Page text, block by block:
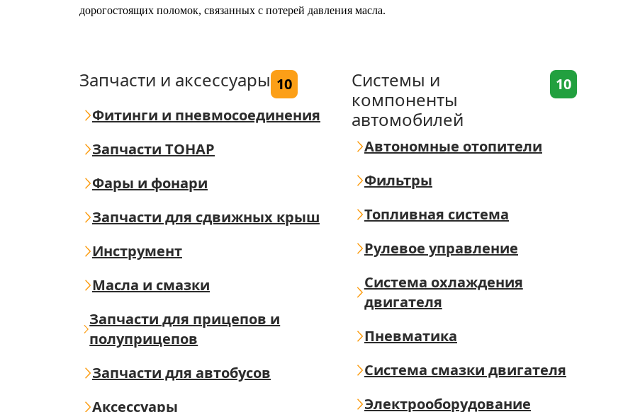
дорогостоящих поломок, связанных с потерей давления масла.
Запчасти и аксессуары 10
Фитинги и пневмосоединения
Запчасти ТОНАР
Фары и фонари
Запчасти для сдвижных крыш
Инструмент
Масла и смазки
Запчасти для прицепов и
полуприцепов
Запчасти для автобусов
Аксессуары
Системы и
компоненты
автомобилей
10
Автономные отопители
Фильтры
Топливная система
Рулевое управление
Система охлаждения
двигателя
Пневматика
Система смазки двигателя
Электрооборудование